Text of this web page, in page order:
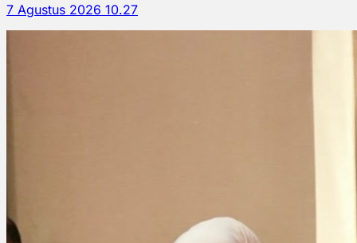
7 Agustus 2026 10.27